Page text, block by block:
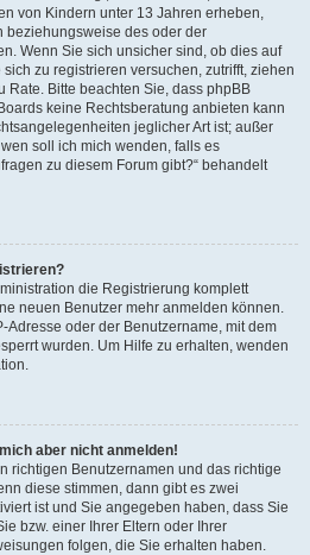
von Kindern unter 13 Jahren erheben,
beziehungsweise des oder der
Wenn Sie sich unsicher sind, ob dies auf
zu registrieren versuchen, zutrifft, ziehen
Rate. Bitte beachten Sie, dass phpBB
keine Rechtsberatung anbieten kann
jeglicher Art ist; außer
soll ich mich wenden, falls es
zu diesem Forum gibt?“ behandelt
die Registrierung komplett
neuen Benutzer mehr anmelden können.
Adresse oder der Benutzername, mit dem
wurden. Um Hilfe zu erhalten, wenden
aber nicht anmelden!
richtigen Benutzernamen und das richtige
diese stimmen, dann gibt es zwei
ist und Sie angegeben haben, dass Sie
bzw. einer Ihrer Eltern oder Ihrer
folgen, die Sie erhalten haben.